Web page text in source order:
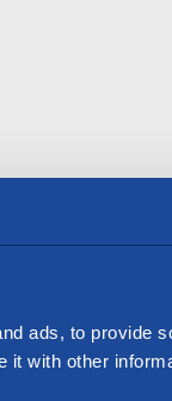
ads, to provide
with other